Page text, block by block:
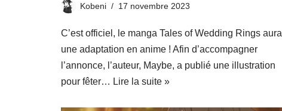
Kobeni 17 novembre 2023
C’est officiel, le manga Tales of Wedding Rings aura
une adaptation en anime ! Afin d’accompagner
l’annonce, l’auteur, Maybe, a publié une illustration
pour fêter… Lire la suite »